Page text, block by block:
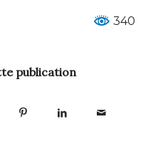
340
publication